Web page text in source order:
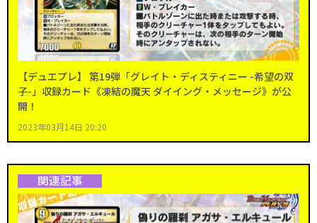
【デュエプレ】 第19弾「グレイト・ディスティニー -希望の双
子-」収録カード《凍結の魔天 ダイイング・メッセージ》が公
開！
2023年03月14日 20:20
関連記事